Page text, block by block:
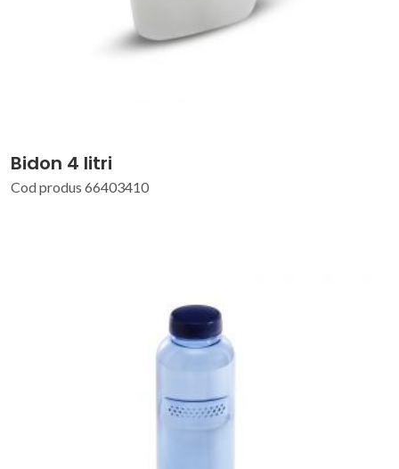
Bidon 4 litri
Cod produs 66403410